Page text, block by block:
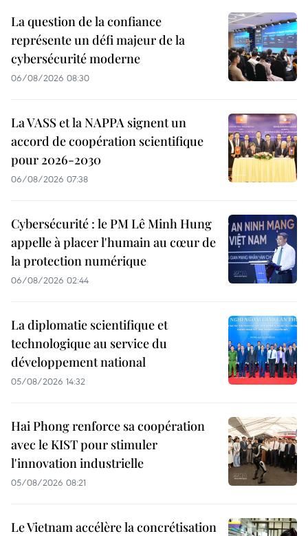
La question de la confiance
représente un défi majeur de la
cybersécurité moderne
06/08/2026 08:30
La VASS et la NAPPA signent un
accord de coopération scientifique
pour 2026-2030
06/08/2026 07:38
Cybersécurité : le PM Lê Minh Hung
appelle à placer l'humain au cœur de
la protection numérique
06/08/2026 02:44
La diplomatie scientifique et
technologique au service du
développement national
05/08/2026 14:32
Hai Phong renforce sa coopération
avec le KIST pour stimuler
l'innovation industrielle
05/08/2026 08:21
Le Vietnam accélère la concrétisation